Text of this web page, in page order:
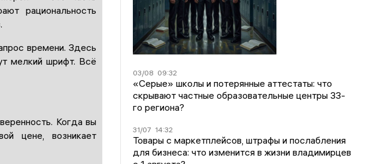
рациональность
времени. Здесь
мелкий шрифт. Всё
Когда вы
цене, возникает
03/08 09:32
«Серые» школы и потерянные аттестаты: что
скрывают частные образовательные центры 33-
го региона?
31/07 14:32
Товары с маркетплейсов, штрафы и послабления
для бизнеса: что изменится в жизни владимирцев